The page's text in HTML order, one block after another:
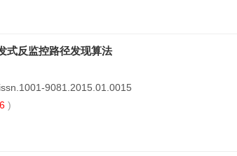
式反监控路径发现算法
9081.2015.01.0015
)